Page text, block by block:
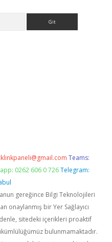
Teams:
0262 606 0 726 Telegram:
gereğince Bilgi Teknolojileri
onaylanmış bir Yer Sağlayıcı
sitedeki içerikleri proaktif
bulunmamaktadır.